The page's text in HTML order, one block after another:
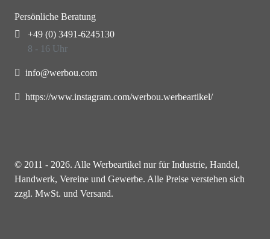
Persönliche Beratung
+49 (0) 3491-6245130
8 - 16 Uhr
info@werbou.com
https://www.instagram.com/werbou.werbeartikel/
© 2011 - 2026. Alle Werbeartikel nur für Industrie, Handel,
Handwerk, Vereine und Gewerbe. Alle Preise verstehen sich
zzgl. MwSt. und Versand.